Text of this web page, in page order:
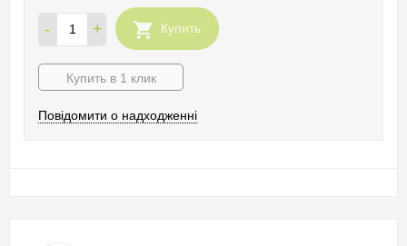
- + Купить
Купить в 1 клик
Повідомити о надходженні